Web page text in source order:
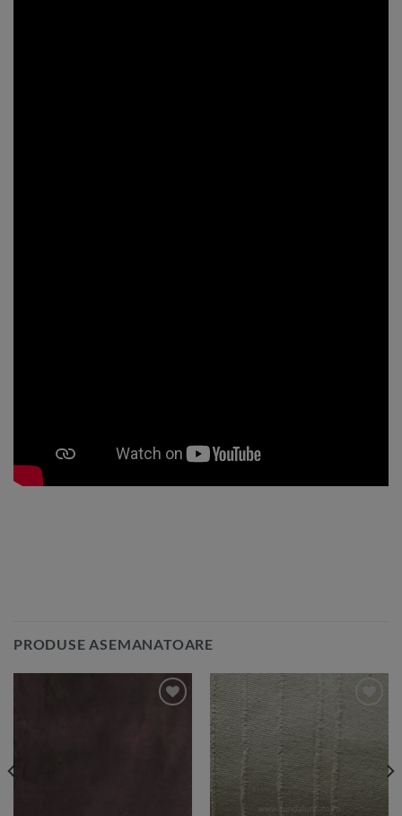
PRODUSE ASEMANATOARE